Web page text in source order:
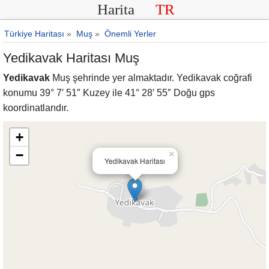
Harita TR
Türkiye Haritası » Muş » Önemli Yerler
Yedikavak Haritası Muş
Yedikavak Muş şehrinde yer almaktadır. Yedikavak coğrafi
konumu 39° 7′ 51″ Kuzey ile 41° 28′ 55″ Doğu gps
koordinatlarıdır.
Yedikavak Haritası
×
+
−